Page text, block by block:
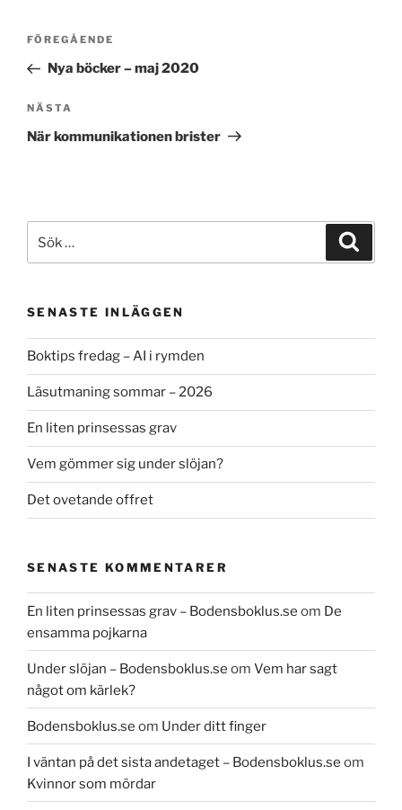
Inläggsnavigering
Föregående
inlägg
FÖREGÅENDE
Nya böcker – maj 2020
Nästa
inlägg
NÄSTA
När kommunikationen brister
efter:
SENASTE INLÄGGEN
Boktips fredag – AI i rymden
Läsutmaning sommar – 2026
En liten prinsessas grav
Vem gömmer sig under slöjan?
Det ovetande offret
SENASTE KOMMENTARER
En liten prinsessas grav – Bodensboklus.se om De
ensamma pojkarna
Under slöjan – Bodensboklus.se om Vem har sagt
något om kärlek?
Bodensboklus.se om Under ditt finger
I väntan på det sista andetaget – Bodensboklus.se om
Kvinnor som mördar